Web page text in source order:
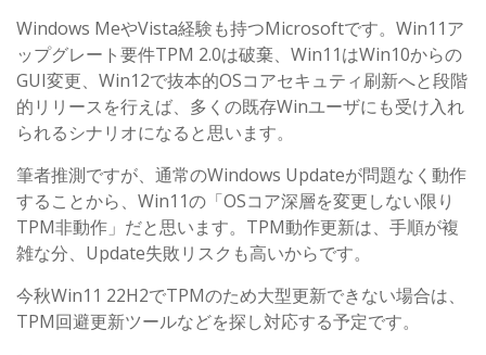
Windows MeやVista経験も持つMicrosoftです。Win11ア
ップグレート要件TPM 2.0は破棄、Win11はWin10からの
GUI変更、Win12で抜本的OSコアセキュティ刷新へと段階
的リリースを行えば、多くの既存Winユーザにも受け入れ
られるシナリオになると思います。
筆者推測ですが、通常のWindows Updateが問題なく動作
することから、Win11の「OSコア深層を変更しない限り
TPM非動作」だと思います。TPM動作更新は、手順が複
雑な分、Update失敗リスクも高いからです。
今秋Win11 22H2でTPMのため大型更新できない場合は、
TPM回避更新ツールなどを探し対応する予定です。